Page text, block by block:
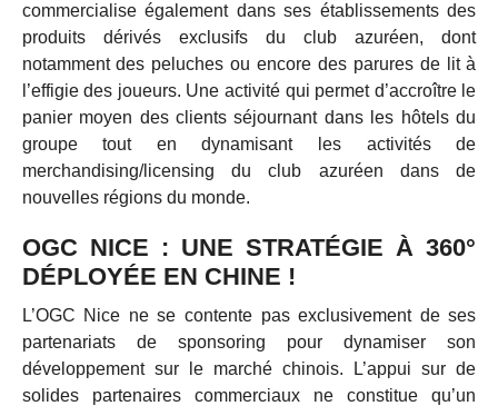
commercialise également dans ses établissements des
produits dérivés exclusifs du club azuréen, dont
notamment des peluches ou encore des parures de lit à
l’effigie des joueurs. Une activité qui permet d’accroître le
panier moyen des clients séjournant dans les hôtels du
groupe tout en dynamisant les activités de
merchandising/licensing du club azuréen dans de
nouvelles régions du monde.
OGC NICE : UNE STRATÉGIE À 360°
DÉPLOYÉE EN CHINE !
L’OGC Nice ne se contente pas exclusivement de ses
partenariats de sponsoring pour dynamiser son
développement sur le marché chinois. L’appui sur de
solides partenaires commerciaux ne constitue qu’un